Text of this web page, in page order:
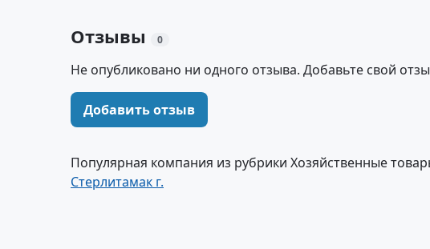
Отзывы 0
Не опубликовано ни одного отзыва. Добавьте свой
Добавить отзыв
Популярная компания из рубрики Хозяйственные
Стерлитамак г.